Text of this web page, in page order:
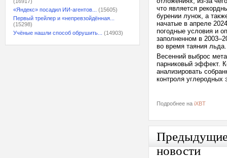
«Яндекс» посадил ИИ-агентов...
(15605)
Первый трейлер и «непревзойдённая...
(15298)
Учёные нашли способ обрушить...
(14903)
что является
бурении лунок, а
начатые в апреле
погодные условия и
заполненном в
во время таяния льда.
Весенний выброс
парниковый эффект.
анализировать
контроля углеродных
Подробнее на iXBT
новости